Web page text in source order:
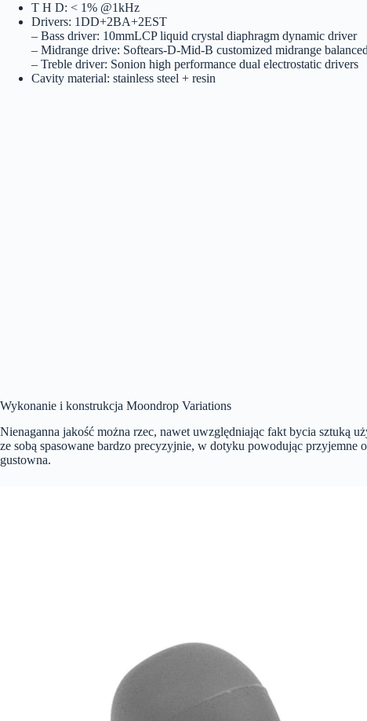
T H D: < 1% @1kHz
Drivers: 1DD+2BA+2EST
– Bass driver: 10mmLCP liquid crystal diaphragm dynamic driver
– Midrange drive: Softears-D-Mid-B customized midrange
– Treble driver: Sonion high performance dual electrostatic drivers
Cavity material: stainless steel + resin
Wykonanie i konstrukcja Moondrop Variations
Nienaganna jakość można rzec, nawet uwzględniając fakt bycia sztuką
ze sobą spasowane bardzo precyzyjnie, w dotyku powodując przyjemne
gustowna.